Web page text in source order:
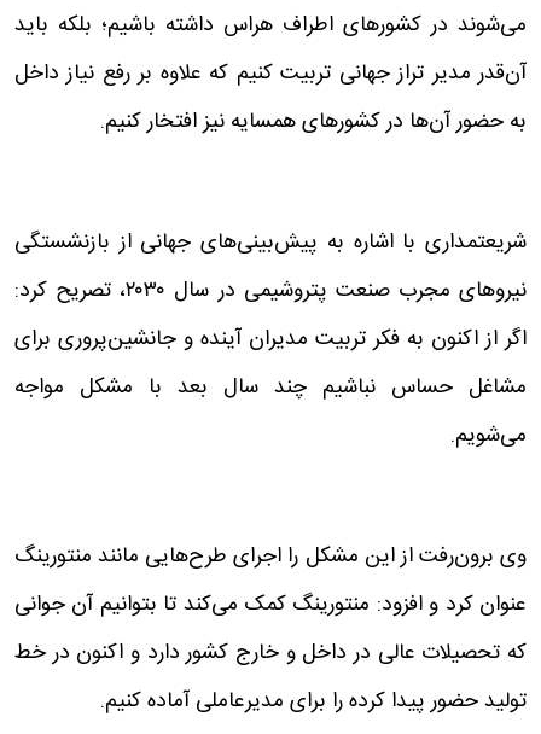
می‌شوند در کشورهای اطراف هراس داشته باشیم؛ بلکه باید
آن‌قدر مدیر تراز جهانی تربیت کنیم که علاوه بر رفع نیاز داخل
به حضور آن‌ها در کشورهای همسایه نیز افتخار کنیم.
شریعتمداری با اشاره به پیش‌بینی‌های جهانی از بازنشستگی
نیروهای مجرب صنعت پتروشیمی در سال ۲۰۳۰، تصریح کرد:
اگر از اکنون به فکر تربیت مدیران آینده و جانشین‌پروری برای
مشاغل حساس نباشیم چند سال بعد با مشکل مواجه
می‌شویم.
وی برون‌رفت از این مشکل را اجرای طرح‌هایی مانند منتورینگ
عنوان کرد و افزود: منتورینگ کمک می‌کند تا بتوانیم آن جوانی
که تحصیلات عالی در داخل و خارج کشور دارد و اکنون در خط
تولید حضور پیدا کرده را برای مدیرعاملی آماده کنیم.